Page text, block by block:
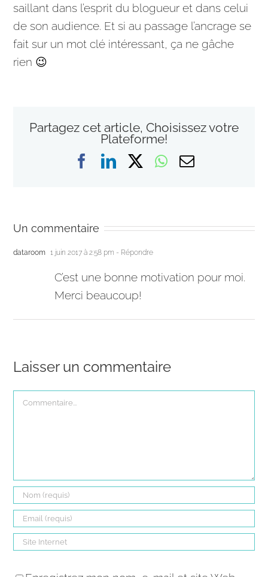
saillant dans l’esprit du blogueur et dans celui
de sonaudience. Et si au passage l’ancrage se
fait sur un mot clé intéressant, ça ne gâche
rien 😉
Partagez cet article, Choisissez votre
Plateforme!
Facebook
LinkedInWhatsApp
Email
Un commentaire
dataroom 1 juin 2017 à 2:58 pm - Répondre
C’est une bonne motivation pour moi.
Merci beaucoup!
Laisser un commentaire
Commentaire